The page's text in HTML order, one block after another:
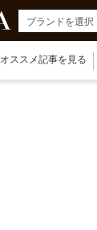
オススメ記事を見る